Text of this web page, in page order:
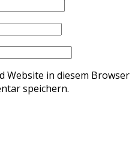
Website in diesem Browser
speichern.